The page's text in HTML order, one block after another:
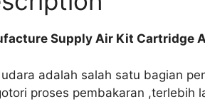
Supply Air Kit Cartridge
adalah salah satu bagian
proses pembakaran ,terlebih